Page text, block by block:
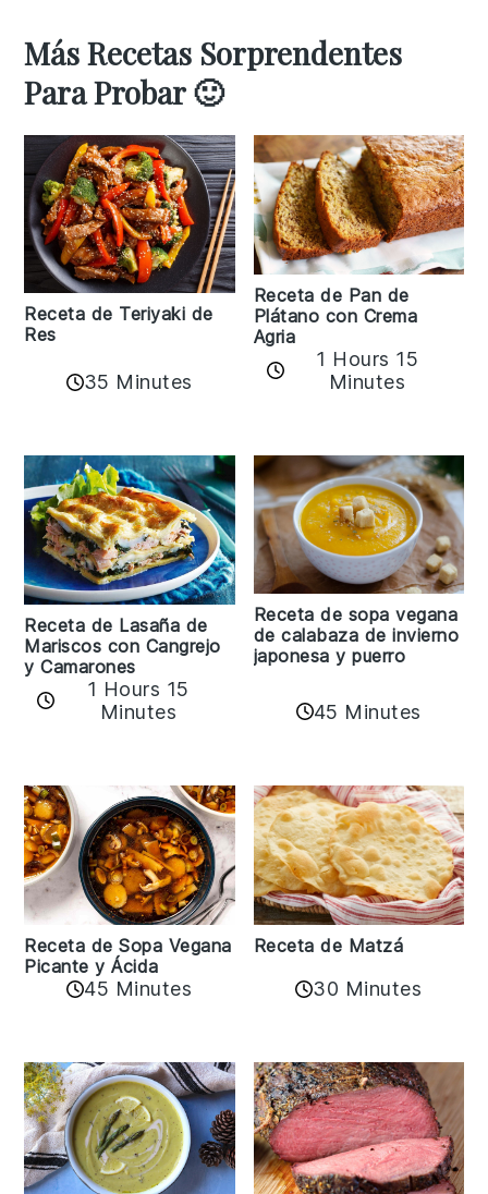
Más Recetas Sorprendentes
Para Probar 🙂
Receta de Teriyaki de
Res
35 Minutes
Receta de Pan de
Plátano con Crema
Agria
1 Hours 15
Minutes
Receta de Lasaña de
Mariscos con Cangrejo
y Camarones
1 Hours 15
Minutes
Receta de sopa vegana
de calabaza de invierno
japonesa y puerro
45 Minutes
Receta de Sopa Vegana
Picante y Ácida
45 Minutes
Receta de Matzá
30 Minutes